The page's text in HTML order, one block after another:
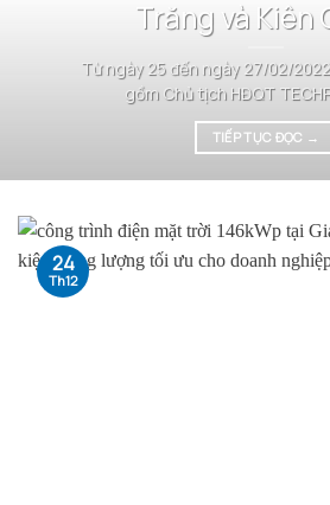
Trăng và Kiên
Từ ngày 25 đến ngày 27/02/
gồm Chủ tịch HĐQT
TIẾP TỤC ĐỌC →
24
Th12